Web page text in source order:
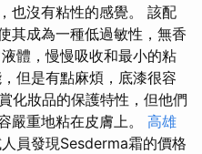
也沒有粘性的感覺。 該配
其成為一種低過敏性，無香
體，慢慢吸收和最小的粘
但是有點麻煩，底漆很容
化妝品的保護特性，但他們
嚴重地粘在皮膚上。 高雄
員發現Sesderma霜的價格